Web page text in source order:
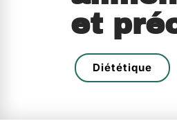
et
Diététique